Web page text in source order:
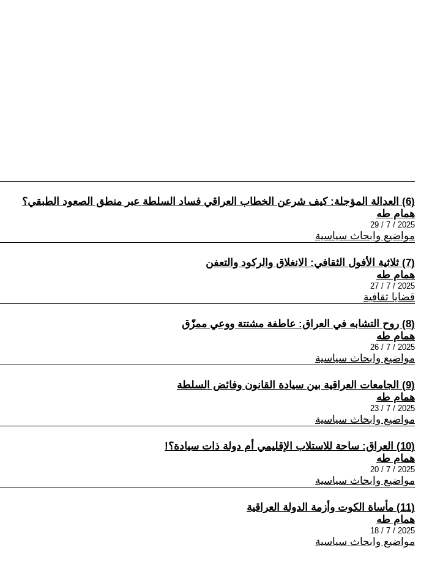
(6) العدالة المؤجلة: كيف شرعن الخطاب العراقي فساد السلطة عبر منطق الصعود الطبقي؟
همام طه
2025 / 7 / 29
مواضيع وابحاث سياسية
(7) ثلاثية الأفول الثقافي: الانغلاق والركود والتعفن
همام طه
2025 / 7 / 27
قضايا ثقافية
(8) روح التشابه في العراق: عاطفة مشتتة ووعي ممزّق
همام طه
2025 / 7 / 26
مواضيع وابحاث سياسية
(9) الجامعات العراقية بين سيادة القانون وفائض السلطة
همام طه
2025 / 7 / 23
مواضيع وابحاث سياسية
(10) العراق: ساحة للاستلاب الإقليمي أم دولة ذات سيادة؟!
همام طه
2025 / 7 / 20
مواضيع وابحاث سياسية
(11) مأساة الكوت وأزمة الدولة العراقية
همام طه
2025 / 7 / 18
مواضيع وابحاث سياسية